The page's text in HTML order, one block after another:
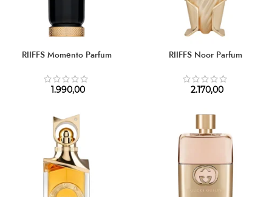
RIIFFS Momento Parfum
1.990,00
RIIFFS Noor Parfum
2.170,00